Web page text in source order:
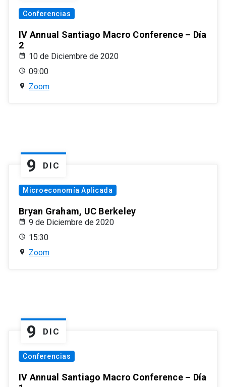
Conferencias
IV Annual Santiago Macro Conference – Día
2
10 de Diciembre de 2020
09:00
Zoom
9 DIC
Microeconomía Aplicada
Bryan Graham, UC Berkeley
9 de Diciembre de 2020
15:30
Zoom
9 DIC
Conferencias
IV Annual Santiago Macro Conference – Día